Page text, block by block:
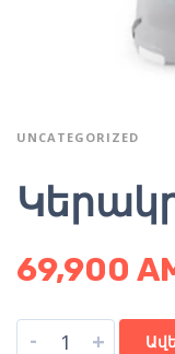
UNCATEGORIZED
69,900
- +